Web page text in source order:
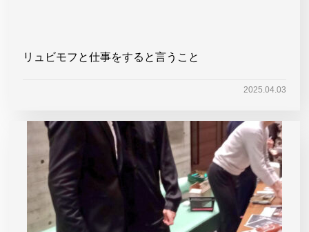
リュビモフと仕事をすると言うこと
2025.04.03